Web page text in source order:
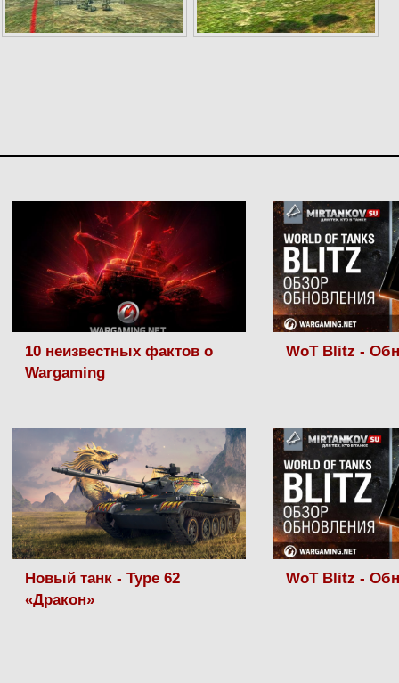
10 неизвестных фактов о
Wargaming
WoT Blitz -
Новый танк - Type 62
«Дракон»
WoT Blitz -